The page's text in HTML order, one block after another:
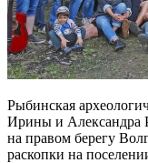
Рыбинская
Ирины и Александра
на правом берегу
раскопки на